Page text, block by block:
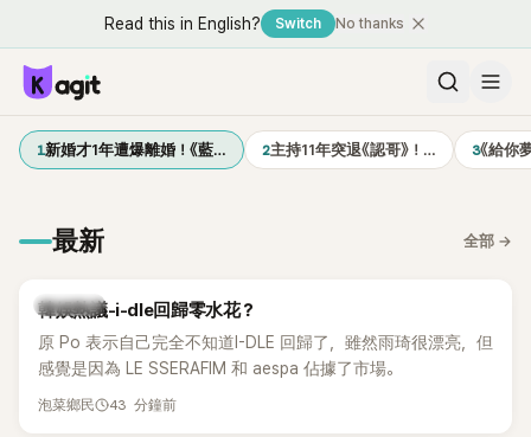
Read this in English? Switch No thanks
1新婚才1年遭爆離婚！《藍… 2主持11年突退《認哥》！… 3《給你
最新 全部 →
熱議討論
韓娛熱議-i-dle回歸零水花？
原 Po 表示自己完全不知道I-DLE 回歸了，雖然雨琦很漂亮，但
感覺是因為 LE SSERAFIM 和 aespa 佔據了市場。
泡菜鄉民 43 分鐘前